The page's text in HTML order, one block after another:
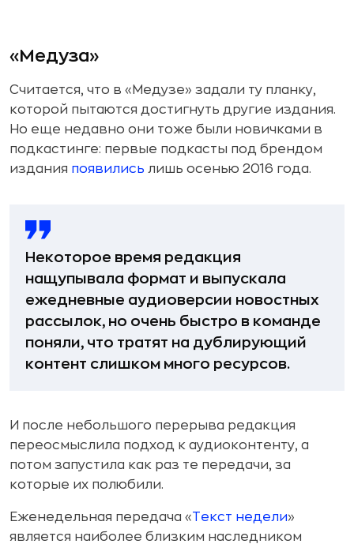
«Медуза»
Считается, что в «Медузе» задали ту планку,
которой пытаются достигнуть другие издания.
Но еще недавно они тоже были новичками в
подкастинге: первые подкасты под брендом
издания появились лишь осенью 2016 года.
Некоторое время редакция
нащупывала формат и выпускала
ежедневные аудиоверсии новостных
рассылок, но очень быстро в команде
поняли, что тратят на дублирующий
контент слишком много ресурсов.
И после небольшого перерыва редакция
переосмыслила подход к аудиоконтенту, а
потом запустила как раз те передачи, за
которые их полюбили.
Еженедельная передача «Текст недели»
является наиболее близким наследником